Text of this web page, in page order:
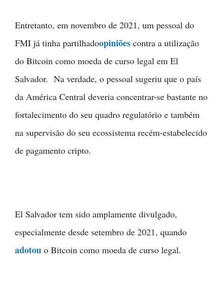
Entretanto, em novembro de 2021, um pessoal do
FMI já tinha partilhadoopiniões contra a utilização
do Bitcoin como moeda de curso legal em El
Salvador. Na verdade, o pessoal sugeriu que o país
da América Central deveria concentrar-se bastante no
fortalecimento do seu quadro regulatório e também
na supervisão do seu ecossistema recém-estabelecido
de pagamento cripto.
El Salvador tem sido amplamente divulgado,
especialmente desde setembro de 2021, quando
adotou o Bitcoin como moeda de curso legal.